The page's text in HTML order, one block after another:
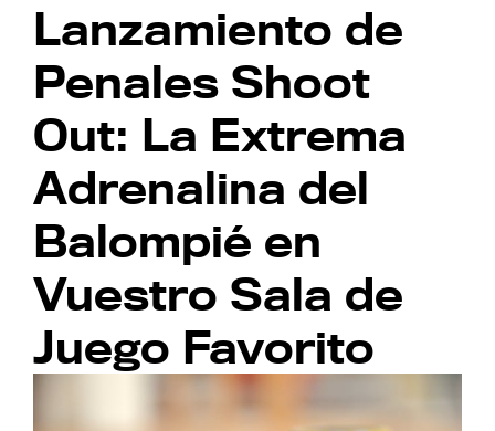
Lanzamiento de
Penales Shoot
Out: La Extrema
Adrenalina del
Balompié en
Vuestro Sala de
Juego Favorito